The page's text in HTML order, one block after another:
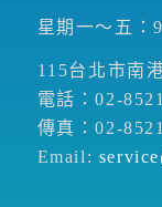
星期一～五：
115台北市南
電話：02-
傳真：02-
Email: